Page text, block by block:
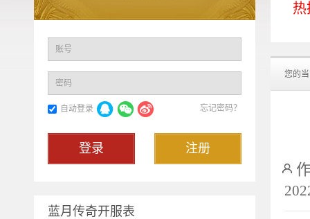
热
您的
账号
密码
忘记密码？
自动登录
注册
登录
蓝月传奇开服表